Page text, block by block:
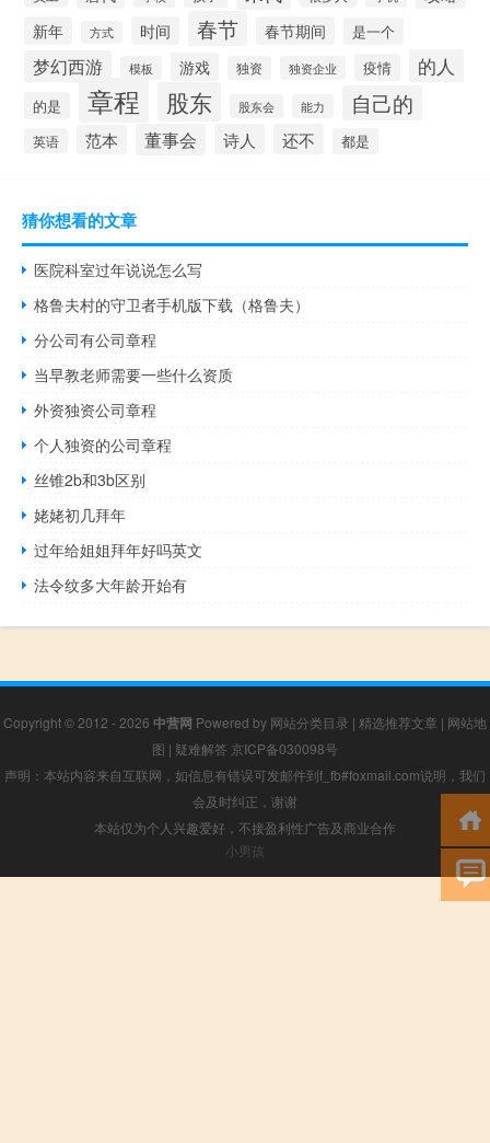
新年 方式 时间 春节 春节期间 是一个
梦幻西游 模板 游戏 独资 独资企业 疫情 的人
的是 章程 股东 股东会 能力 自己的
英语 范本 董事会 诗人 还不 都是
猜你想看的文章
医院科室过年说说怎么写
格鲁夫村的守卫者手机版下载（格鲁夫）
分公司有公司章程
当早教老师需要一些什么资质
外资独资公司章程
个人独资的公司章程
丝锥2b和3b区别
姥姥初几拜年
过年给姐姐拜年好吗英文
法令纹多大年龄开始有
Copyright © 2012 - 2026 中营网 Powered by 网站分类目录 | 精选推荐文章 | 网站地
图 | 疑难解答 京ICP备030098号
声明：本站内容来自互联网，如信息有错误可发邮件到f_fb#foxmail.com说明，我们
会及时纠正，谢谢
本站仅为个人兴趣爱好，不接盈利性广告及商业合作
小男孩